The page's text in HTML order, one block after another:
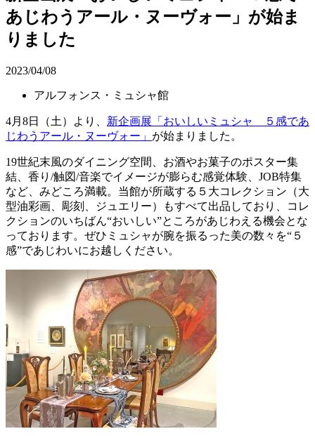
あじわうアール・ヌーヴォー」が始ま
りました
2023/04/08
アルフォンス・ミュシャ館
4月8日（土）より、 新企画展「おいしいミュシャ ５感であ
じわうアール・ヌーヴォー」 が始まりました。
19世紀末風のダイニング空間、お酒やお菓子のポスター集
結、香り/触図/音楽でイメージが膨らむ感覚体験、JOB特集
など、みどころ満載。当館が所蔵する５大コレクション（大
型油彩画、彫刻、ジュエリー）もすべて出品しており、コレ
クションのいちばん“おいしい”ところがあじわえる機会とな
っております。ぜひミュシャが腕を振るった美の数々を“５
感”であじわいにお越しください。